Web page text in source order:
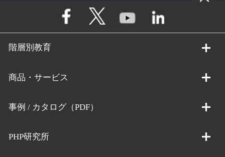
階層別教育
商品・サービス
事例 / カタログ（PDF）
PHP研究所